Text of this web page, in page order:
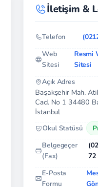
İletişim &
Telefon
Web
Sitesi
Resmi
Sitesi
Açık Adres
Başakşehir Mah.
Cad. No 1 34480
İstanbul
Okul Statüsü
Belgegeçer
(Fax)
72
E-Posta
Formu